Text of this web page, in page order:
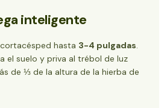
inteligente
hasta 3-4 pulgadas.
el suelo y priva al trébol de luz
de ⅓ de la altura de la hierba de